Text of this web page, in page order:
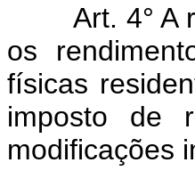
Art. 4° A
os
físicas
imposto de
modificações